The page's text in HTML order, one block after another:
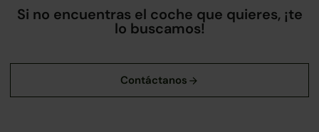
Si no encuentras el coche que quieres, ¡te
lo buscamos!